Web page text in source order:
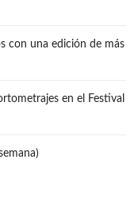
con una edición de más
en el Festival